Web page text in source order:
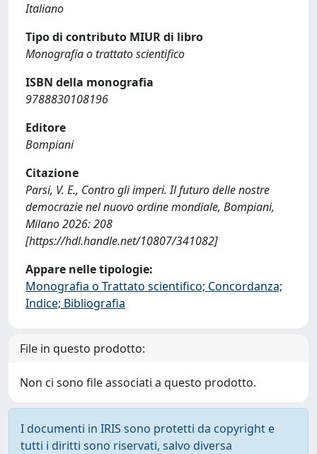
Italiano
Tipo di contributo MIUR di libro
Monografia o trattato scientifico
ISBN della monografia
9788830108196
Editore
Bompiani
Citazione
Parsi, V. E., Contro gli imperi. Il futuro delle nostre
democrazie nel nuovo ordine mondiale, Bompiani,
Milano 2026: 208
[https://hdl.handle.net/10807/341082]
Appare nelle tipologie:
Monografia o Trattato scientifico; Concordanza;
Indice; Bibliografia
File in questo prodotto:
Non ci sono file associati a questo prodotto.
I documenti in IRIS sono protetti da copyright e
tutti i diritti sono riservati, salvo diversa